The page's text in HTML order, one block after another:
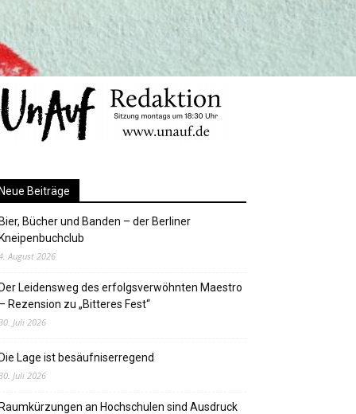
Beiträge
Bücher und Banden – der Berliner
August 2026
Leidensweg des erfolgsverwöhnten Maestro
Rezension zu „Bitteres Fest“
Juli 2026
Lage ist besäufniserregend
Juli 2026
an Hochschulen sind Ausdruck